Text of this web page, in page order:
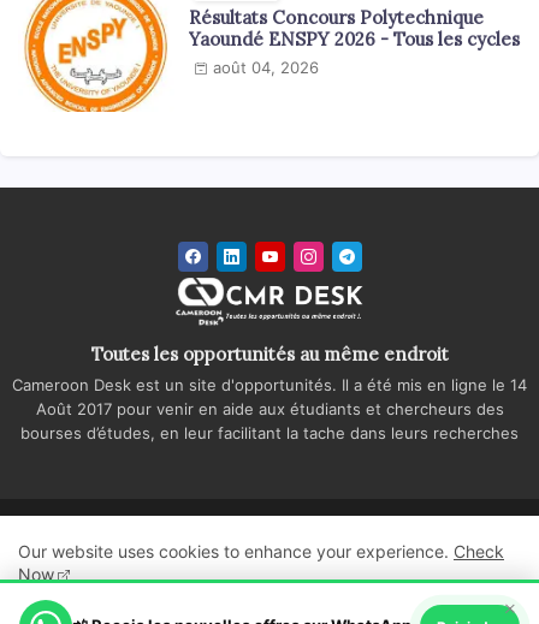
Résultats Concours Polytechnique
Yaoundé ENSPY 2026 - Tous les cycles
août 04, 2026
Toutes les opportunités au même endroit
Cameroon Desk est un site d'opportunités. Il a été mis en ligne le 14
Août 2017 pour venir en aide aux étudiants et chercheurs des
bourses d’études, en leur facilitant la tache dans leurs recherches
Politique de confidentialité
Regie publicitaire
Our website uses cookies to enhance your experience. Check
Now
×